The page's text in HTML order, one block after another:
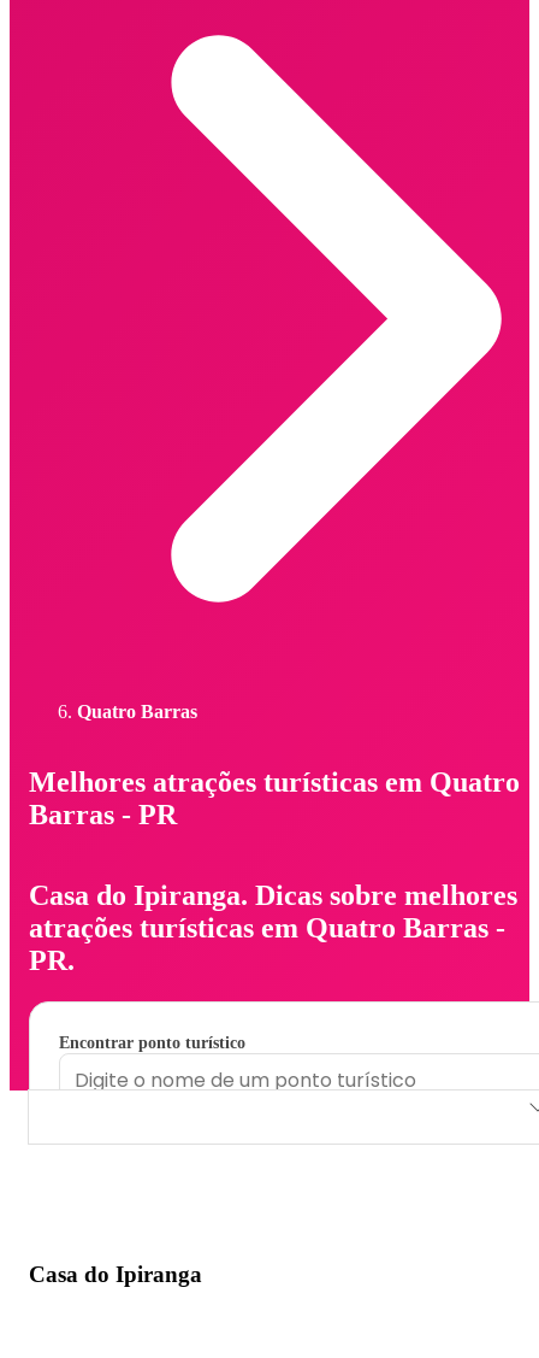
Quatro Barras
Melhores atrações turísticas em Quatro
Barras - PR
Casa do Ipiranga. Dicas sobre melhores
atrações turísticas em Quatro Barras -
PR.
Encontrar ponto turístico
Casa do Ipiranga